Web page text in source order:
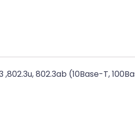
,802.3u, 802.3ab (10Base-T,